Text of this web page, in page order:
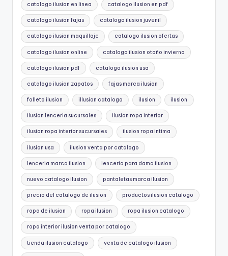
catalogo ilusion en linea catalogo ilusion en pdf
catalogo ilusion fajas catalogo ilusion juvenil
catalogo ilusion maquillaje catalogo ilusion ofertas
catalogo ilusion online catalogo ilusion otoño invierno
catalogo ilusion pdf catalogo ilusion usa
catalogo ilusion zapatos fajas marca ilusion
folleto ilusion illusion catalogo ilusion ilusion
ilusion lenceria sucursales ilusion ropa interior
ilusion ropa interior sucursales ilusion ropa intima
ilusion usa ilusion venta por catalogo
lenceria marca ilusion lenceria para dama ilusion
nuevo catalogo ilusion pantaletas marca ilusion
precio del catalogo de ilusion productos ilusion catalogo
ropa de ilusion ropa ilusion ropa ilusion catalogo
ropa interior ilusion venta por catalogo
tienda ilusion catalogo venta de catalogo ilusion